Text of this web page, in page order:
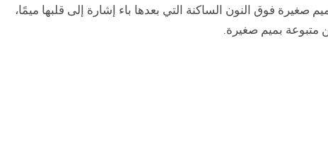
فوق النون الساكنة التي بعدها باء إشارة إلى قلبها ميمًا،
متبوعة بميم صغيرة.